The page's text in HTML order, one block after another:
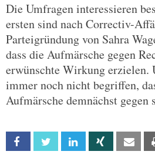
Die Umfragen interessieren
ersten sind nach Correctiv-
Parteigründung von Sahra
dass die Aufmärsche gegen
erwünschte Wirkung erzielen.
immer noch nicht begriffen,
Aufmärsche demnächst gegen
Facebook Twitter Linkedin Xing